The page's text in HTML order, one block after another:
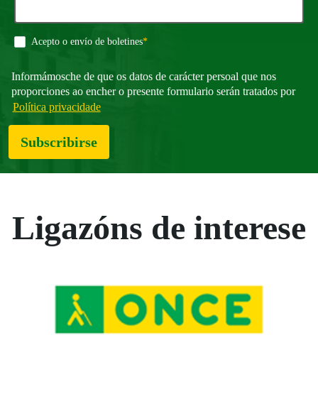
Acepto o envío de boletines*Requirido
Informámosche de que os datos de carácter persoal que nos
proporciones ao encher o presente formulario serán tratados por
Política privacidade
Subscribirse
Ligazóns de interese